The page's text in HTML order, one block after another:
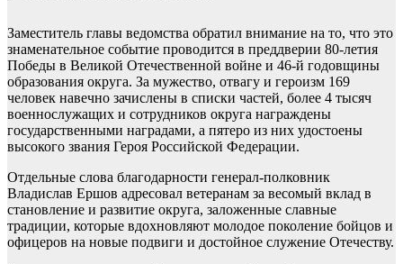
Заместитель главы ведомства обратил внимание на то, что это
знаменательное событие проводится в преддверии 80-летия
Победы в Великой Отечественной войне и 46-й годовщины
образования округа. За мужество, отвагу и героизм 169
человек навечно зачислены в списки частей, более 4 тысяч
военнослужащих и сотрудников округа награждены
государственными наградами, а пятеро из них удостоены
высокого звания Героя Российской Федерации.
Отдельные слова благодарности генерал-полковник
Владислав Ершов адресовал ветеранам за весомый вклад в
становление и развитие округа, заложенные славные
традиции, которые вдохновляют молодое поколение бойцов и
офицеров на новые подвиги и достойное служение Отечеству.